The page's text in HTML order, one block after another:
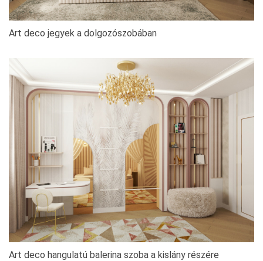
Art deco jegyek a dolgozószobában
Art deco hangulatú balerina szoba a kislány részére